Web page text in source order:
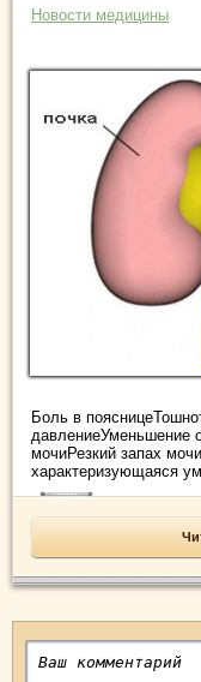
Новости медицины
Боль в
давлениеУменьшение
мочиРезкий запах
характеризующаяся